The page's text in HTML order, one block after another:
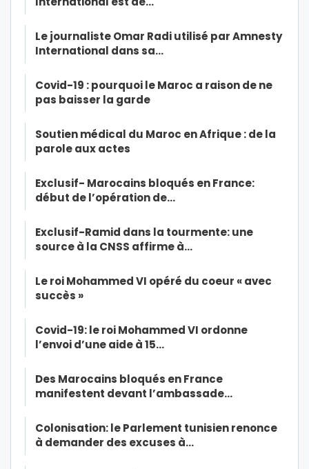
Le journaliste Omar Radi utilisé par Amnesty
International dans sa…
Covid-19 : pourquoi le Maroc a raison de ne
pas baisser la garde
Soutien médical du Maroc en Afrique : de la
parole aux actes
Exclusif- Marocains bloqués en France:
début de l’opération de…
Exclusif-Ramid dans la tourmente: une
source à la CNSS affirme à…
Le roi Mohammed VI opéré du coeur « avec
succès »
Covid-19: le roi Mohammed VI ordonne
l’envoi d’une aide à 15…
Des Marocains bloqués en France
manifestent devant l’ambassade…
Colonisation: le Parlement tunisien renonce
à demander des excuses à…